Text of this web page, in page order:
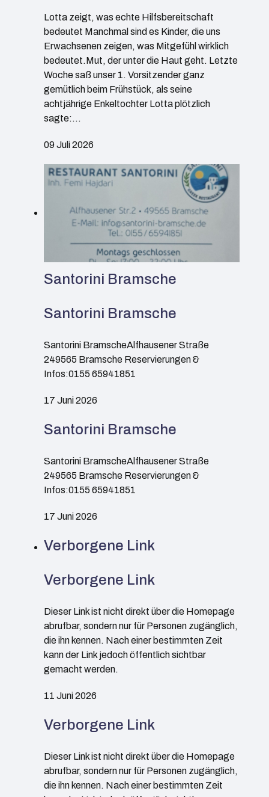
Lotta zeigt, was echte Hilfsbereitschaft
bedeutet Manchmal sind es Kinder, die uns
Erwachsenen zeigen, was Mitgefühl wirklich
bedeutet.Mut, der unter die Haut geht. Letzte
Woche saß unser 1. Vorsitzender ganz
gemütlich beim Frühstück, als seine
achtjährige Enkeltochter Lotta plötzlich
sagte:…
09 Juli 2026
Santorini Bramsche
Santorini Bramsche
Santorini BramscheAlfhausener Straße
249565 Bramsche Reservierungen &
Infos:0155 65941851
17 Juni 2026
Santorini Bramsche
Santorini BramscheAlfhausener Straße
249565 Bramsche Reservierungen &
Infos:0155 65941851
17 Juni 2026
Verborgene Link
Verborgene Link
Dieser Link ist nicht direkt über die Homepage
abrufbar, sondern nur für Personen zugänglich,
die ihn kennen. Nach einer bestimmten Zeit
kann der Link jedoch öffentlich sichtbar
gemacht werden.
11 Juni 2026
Verborgene Link
Dieser Link ist nicht direkt über die Homepage
abrufbar, sondern nur für Personen zugänglich,
die ihn kennen. Nach einer bestimmten Zeit